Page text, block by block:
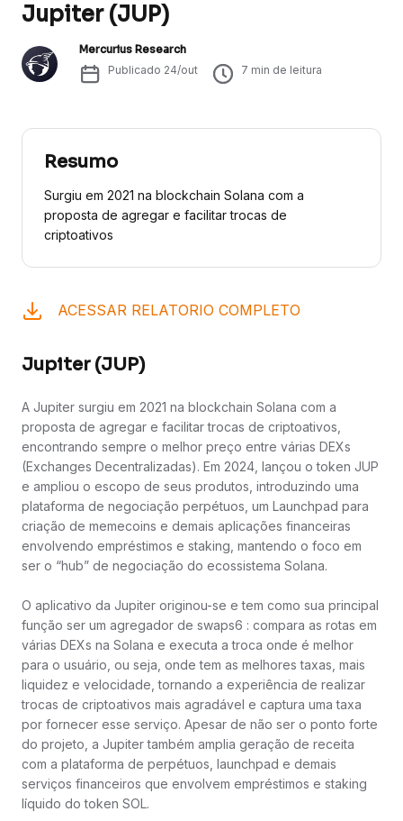
Jupiter (JUP)
Mercurius Research
Publicado 24/out 7 min de leitura
Resumo
Surgiu em 2021 na blockchain Solana com a
proposta de agregar e facilitar trocas de
criptoativos
ACESSAR RELATORIO COMPLETO
Jupiter (JUP)
A Jupiter surgiu em 2021 na blockchain Solana com a
proposta de agregar e facilitar trocas de criptoativos,
encontrando sempre o melhor preço entre várias DEXs
(Exchanges Decentralizadas). Em 2024, lançou o token JUP
e ampliou o escopo de seus produtos, introduzindo uma
plataforma de negociação perpétuos, um Launchpad para
criação de memecoins e demais aplicações financeiras
envolvendo empréstimos e staking, mantendo o foco em
ser o “hub” de negociação do ecossistema Solana.
O aplicativo da Jupiter originou-se e tem como sua principal
função ser um agregador de swaps6 : compara as rotas em
várias DEXs na Solana e executa a troca onde é melhor
para o usuário, ou seja, onde tem as melhores taxas, mais
liquidez e velocidade, tornando a experiência de realizar
trocas de criptoativos mais agradável e captura uma taxa
por fornecer esse serviço. Apesar de não ser o ponto forte
do projeto, a Jupiter também amplia geração de receita
com a plataforma de perpétuos, launchpad e demais
serviços financeiros que envolvem empréstimos e staking
líquido do token SOL.